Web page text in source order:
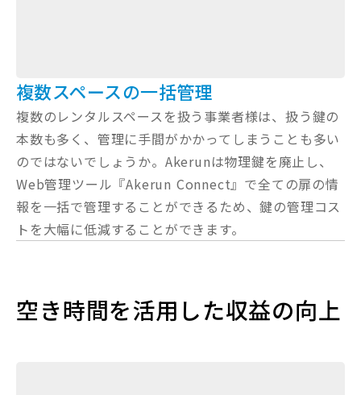
複数スペースの一括管理
複数のレンタルスペースを扱う事業者様は、扱う鍵の
本数も多く、管理に手間がかかってしまうことも多い
のではないでしょうか。Akerunは物理鍵を廃止し、
Web管理ツール『Akerun Connect』で全ての扉の情
報を一括で管理することができるため、鍵の管理コス
トを大幅に低減することができます。
空き時間を活用した収益の向上